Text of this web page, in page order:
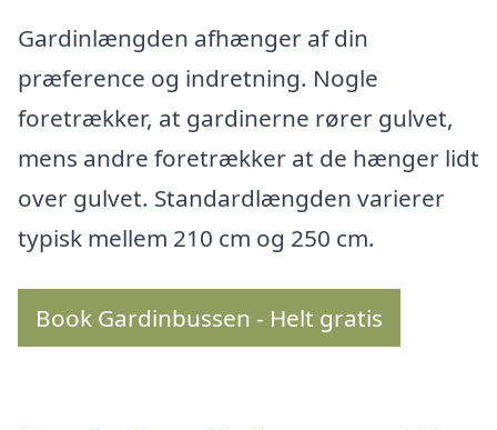
Gardinlængden afhænger af din
præference og indretning. Nogle
foretrækker, at gardinerne rører gulvet,
mens andre foretrækker at de hænger lidt
over gulvet. Standardlængden varierer
typisk mellem 210 cm og 250 cm.
Book Gardinbussen - Helt gratis